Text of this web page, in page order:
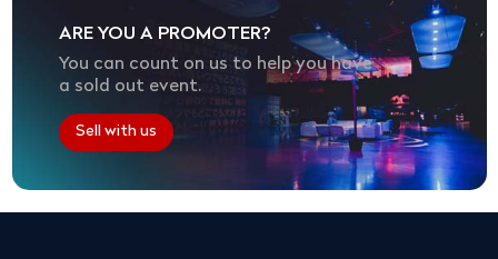
ARE YOU A PROMOTER?
You can count on us to help you have
a sold out event.
Sell with us